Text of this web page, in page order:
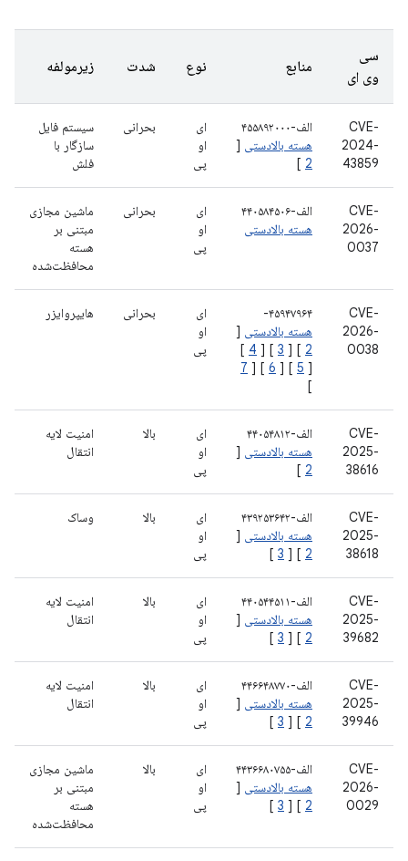
سی
وی ای
منابع نوع شدت زیرمولفه
CVE-
2024-
43859
الف-۴۵۵۸۹۲۰۰۰
هسته بالادستی [
2
]
ای
او
پی
بحرانی
سیستم فایل
سازگار با
فلش
CVE-
2026-
0037
الف-۴۴۰۵۸۴۵۰۶
هسته بالادستی
ای
او
پی
بحرانی
ماشین مجازی
مبتنی بر
هسته
محافظت‌شده
CVE-
2026-
0038
‎-۴۵۹۴۷۹۶۴‎
هسته بالادستی [
2
] [
3
] [
4
]
[
5
] [
6
] [
7
]
ای
او
پی
بحرانی هایپروایزر
CVE-
2025-
38616
الف-۴۴۰۵۴۸۱۲
هسته بالادستی [
2
]
ای
او
پی
بالا
امنیت لایه
انتقال
CVE-
2025-
38618
الف-۴۳۹۲۵۳۶۴۲
هسته بالادستی [
2
] [
3
]
ای
او
پی
بالا وساک
CVE-
2025-
39682
الف-۴۴۰۵۴۴۵۱۱
هسته بالادستی [
2
] [
3
]
ای
او
پی
بالا
امنیت لایه
انتقال
CVE-
2025-
39946
الف-۴۴۶۶۴۸۷۷۰
هسته بالادستی [
2
] [
3
]
ای
او
پی
بالا
امنیت لایه
انتقال
CVE-
2026-
0029
الف-۴۴۳۶۶۸۰۷۵۵
هسته بالادستی [
2
] [
3
]
ای
او
پی
بالا
ماشین مجازی
مبتنی بر
هسته
محافظت‌شده